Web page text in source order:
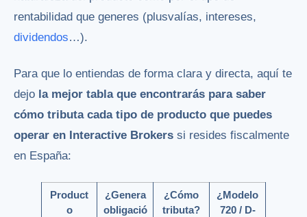
rentabilidad que generes (plusvalías, intereses,
dividendos…).
Para que lo entiendas de forma clara y directa, aquí te
dejo la mejor tabla que encontrarás para saber
cómo tributa cada tipo de producto que puedes
operar en Interactive Brokers si resides fiscalmente
en España:
Product
o
¿Genera
obligació
¿Cómo
tributa?
¿Modelo
720 / D-